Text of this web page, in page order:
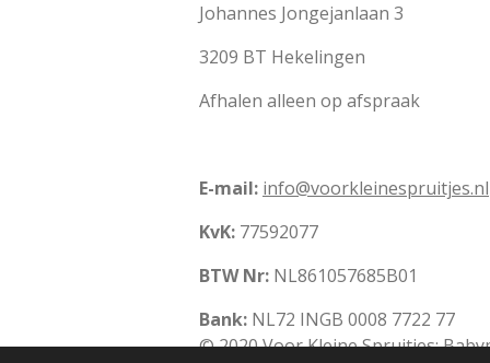
Johannes Jongejanlaan 3
3209 BT Hekelingen
Afhalen alleen op afspraak
E-mail: info@voorkleinespruitjes.nl
KvK: 77592077
BTW Nr: NL861057685B01
Bank: NL72 INGB 0008 7722 77
© 2020 Voor Kleine Spruitjes: